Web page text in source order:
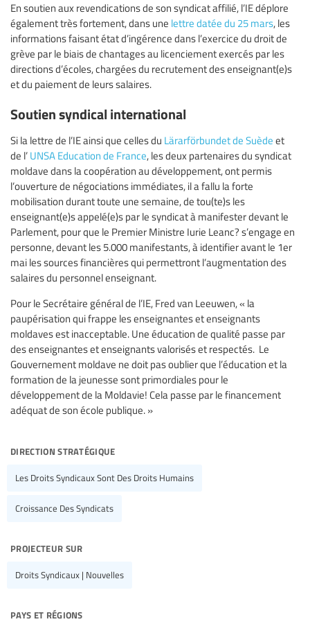
En soutien aux revendications de son syndicat affilié, l’IE déplore
également très fortement, dans une lettre datée du 25 mars, les
informations faisant état d’ingérence dans l’exercice du droit de
grève par le biais de chantages au licenciement exercés par les
directions d’écoles, chargées du recrutement des enseignant(e)s
et du paiement de leurs salaires.
Soutien syndical international
Si la lettre de l’IE ainsi que celles du Lärarförbundet de Suède et
de l’ UNSA Education de France, les deux partenaires du syndicat
moldave dans la coopération au développement, ont permis
l’ouverture de négociations immédiates, il a fallu la forte
mobilisation durant toute une semaine, de tou(te)s les
enseignant(e)s appelé(e)s par le syndicat à manifester devant le
Parlement, pour que le Premier Ministre Iurie Leanc? s’engage en
personne, devant les 5.000 manifestants, à identifier avant le 1er
mai les sources financières qui permettront l’augmentation des
salaires du personnel enseignant.
Pour le Secrétaire général de l’IE, Fred van Leeuwen, « la
paupérisation qui frappe les enseignantes et enseignants
moldaves est inacceptable. Une éducation de qualité passe par
des enseignantes et enseignants valorisés et respectés. Le
Gouvernement moldave ne doit pas oublier que l’éducation et la
formation de la jeunesse sont primordiales pour le
développement de la Moldavie! Cela passe par le financement
adéquat de son école publique. »
direction stratégique
Les Droits Syndicaux Sont Des Droits Humains
Croissance Des Syndicats
projecteur sur
Droits Syndicaux | Nouvelles
pays et régions